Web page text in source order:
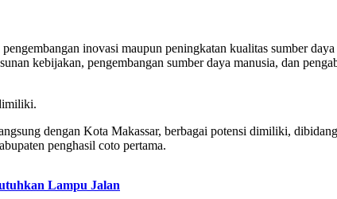
inovasi maupun peningkatan kualitas sumber
kebijakan, pengembangan sumber daya manusia, dan
dengan Kota Makassar, berbagai potensi dimiliki,
penghasil coto pertama.
Lampu Jalan